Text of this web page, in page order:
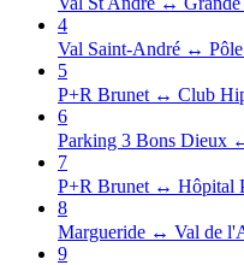
4
Val Saint-André ↔ Pôle
5
P+R Brunet ↔ Club
6
Parking 3 Bons Dieux
7
P+R Brunet ↔ Hôpital
8
Margueride ↔ Val de
9